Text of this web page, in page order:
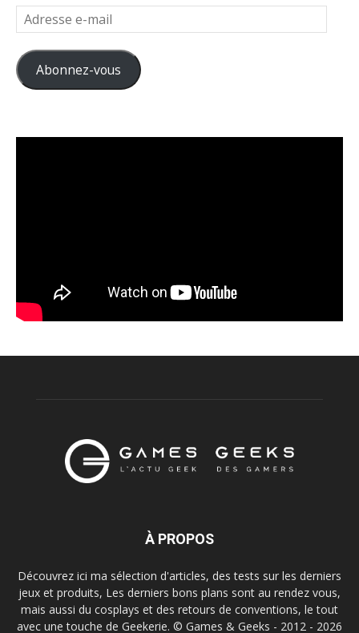
Adresse
e-
mail
Abonnez-vous
À PROPOS
Découvrez ici ma sélection d'articles, des tests sur les derniers
jeux et produits, Les derniers bons plans sont au rendez vous,
mais aussi du cosplays et des retours de conventions, le tout
avec une touche de Geekerie. © Games & Geeks - 2012 - 2026